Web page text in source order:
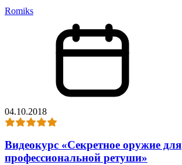
Romiks
04.10.2018
Видеокурс «Секретное оружие для
профессиональной ретуши»